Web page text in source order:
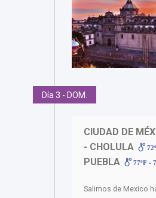
Día 3 - DOM.
CIUDAD DE
- CHOLULA
PUEBLA
77ºF -
Salimos de Mexico